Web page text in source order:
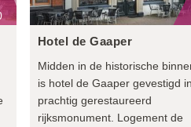
Hotel de Gaaper
Midden in de historische
is hotel de Gaaper gevestigd
prachtig gerestaureerd
rijksmonument. Logement de